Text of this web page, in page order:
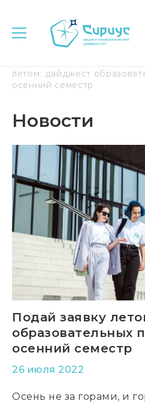
летом: дайджест
осенний семестр
Новости
Подай заявку
образовательных
осенний семестр
26 июля 2022
Осень не за горами, и